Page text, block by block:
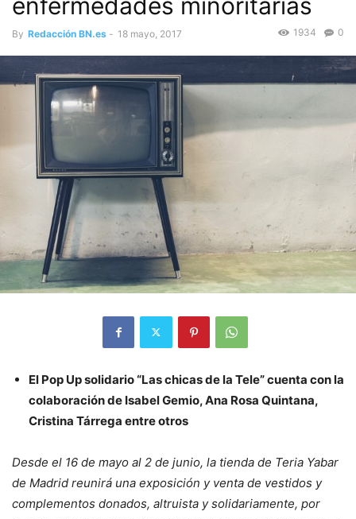
By Redacción BN.es - 18 mayo, 2017 0
1934
El Pop Up solidario “Las chicas de la Tele” cuenta con la
colaboración de Isabel Gemio, Ana Rosa Quintana,
Cristina Tárrega entre otros
Desde el 16 de mayo al 2 de junio, la tienda de Teria Yabar
de Madrid reunirá una exposición y venta de vestidos y
complementos donados, altruista y solidariamente, por